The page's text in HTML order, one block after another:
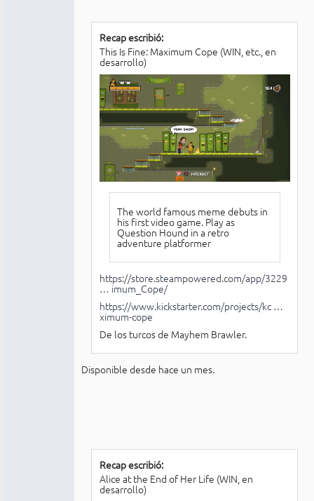
Recap escribió:
This Is Fine: Maximum Cope (WIN, etc., en
desarrollo)
The world famous meme debuts in
his first video game. Play as
Question Hound in a retro
adventure platformer
https://store.steampowered.com/app/3229
… imum_Cope/
https://www.kickstarter.com/projects/kc …
ximum-cope
De los turcos de Mayhem Brawler.
Disponible desde hace un mes.
Recap escribió:
Alice at the End of Her Life (WIN, en
desarrollo)